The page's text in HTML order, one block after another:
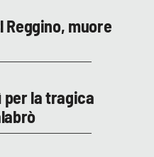
Reggino, muore
per la tragica